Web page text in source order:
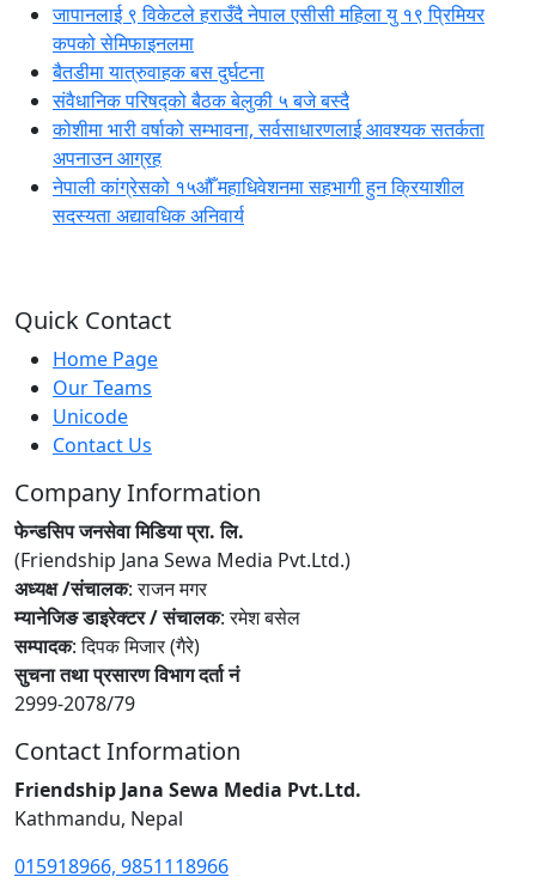
जापानलाई ९ विकेटले हराउँदै नेपाल एसीसी महिला यु १९ प्रिमियर
कपको सेमिफाइनलमा
बैतडीमा यात्रुवाहक बस दुर्घटना
संवैधानिक परिषद्को बैठक बेलुकी ५ बजे बस्दै
कोशीमा भारी वर्षाको सम्भावना, सर्वसाधारणलाई आवश्यक सतर्कता
अपनाउन आग्रह
नेपाली कांग्रेसको १५औँ महाधिवेशनमा सहभागी हुन क्रियाशील
सदस्यता अद्यावधिक अनिवार्य
Quick Contact
Home Page
Our Teams
Unicode
Contact Us
Company Information
फेन्डसिप जनसेवा मिडिया प्रा. लि.
(Friendship Jana Sewa Media Pvt.Ltd.)
अध्यक्ष /संचालक: राजन मगर
म्यानेजिङ डाइरेक्टर / संचालक: रमेश बसेल
सम्पादक: दिपक मिजार (गैरे)
सुचना तथा प्रसारण विभाग दर्ता नं
2999-2078/79
Contact Information
Friendship Jana Sewa Media Pvt.Ltd.
Kathmandu, Nepal
015918966, 9851118966